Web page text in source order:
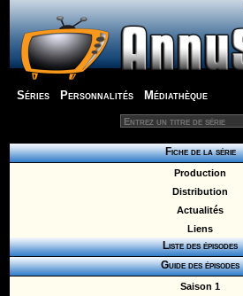
Séries Personnalités Médiathèque
Fiche de la série
Production
Distribution
Actualités
Liens
Liste des épisodes
Guide des épisodes
Saison 1